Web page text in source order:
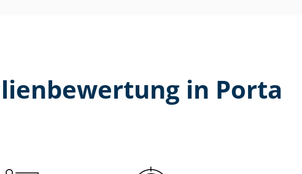
in Porta